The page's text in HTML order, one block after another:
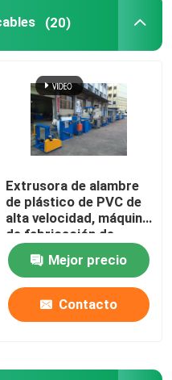
(20)
Extrusora de alambre
de plástico de PVC de
alta velocidad, máquina
de fabricación de
cables de 140 kg / h
Mejor precio
Contacto